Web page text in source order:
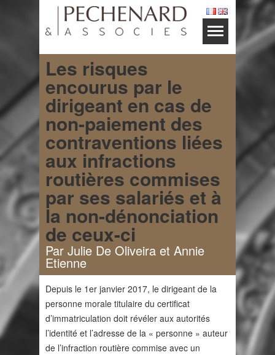
Les risques
encourus par le
dirigeant en cas de
non-paiement des
contraventions liées
aux infractions
routières commises
par ses salariés et à
la non-dénonciation
de ceux-ci
Par Julie De Oliveira et Annie
Etienne
Depuis le 1er janvier 2017, le dirigeant de la
personne morale titulaire du certificat
d’immatriculation doit révéler aux autorités
l’identité et l’adresse de la « personne » auteur
de l’infraction routière commise avec un